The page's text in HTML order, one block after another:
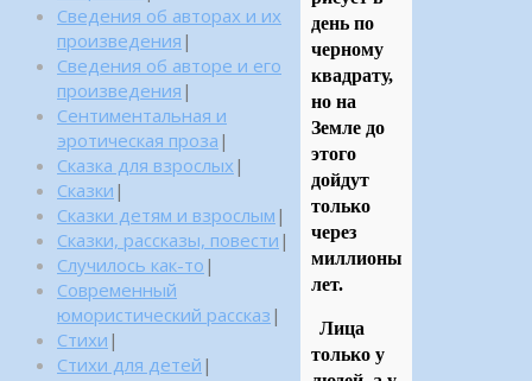
день по
черному
квадрату,
но на
Земле до
этого
дойдут
только
через
миллионы
лет.
Лица
только у
Сведения об авторах и их
произведения |
Сведения об авторе и его
произведения |
Сентиментальная и
эротическая проза |
Сказка для взрослых |
Сказки |
Сказки детям и взрослым |
Сказки, рассказы, повести |
Случилось как-то |
Современный
юмористический рассказ |
Стихи |
Стихи для детей |